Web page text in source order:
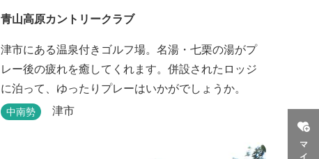
青山高原カントリークラブ
津市にある温泉付きゴルフ場。名湯・七栗の湯がプ
レー後の疲れを癒してくれます。併設されたロッジ
に泊って、ゆったりプレーはいかがでしょうか。
中南勢 津市